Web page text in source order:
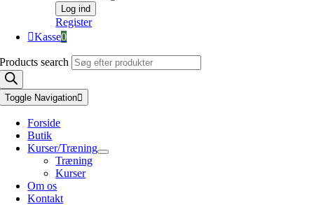
Register
Kasse0
Products search
Toggle Navigation
Forside
Butik
Kurser/Træning
Træning
Kurser
Om os
Kontakt